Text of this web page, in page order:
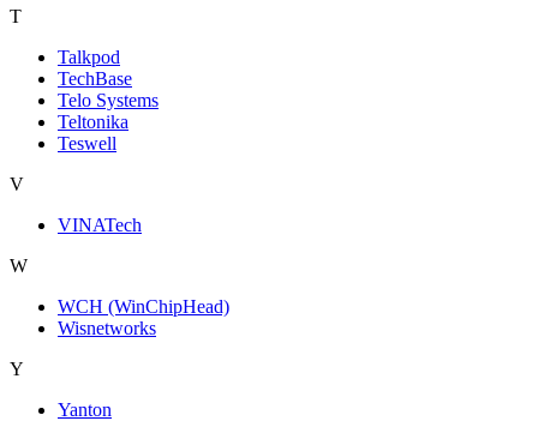
T
Talkpod
TechBase
Telo Systems
Teltonika
Teswell
V
VINATech
W
WCH (WinChipHead)
Wisnetworks
Y
Yanton